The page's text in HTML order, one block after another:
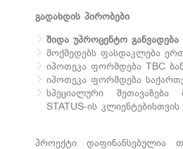
გადახდის პირობები
შიდა უპროცენტო განვადება
მოქმედებს ფასდაკლება
იპოთეკა ფორმდება TBC
იპოთეკა ფორმდება
სპეციალური
STATUS-ის კლიენტებისთვის
პროექტი დაფინანსებულია